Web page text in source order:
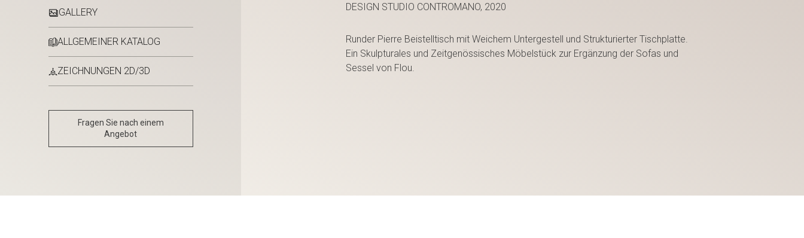
GALLERY
ALLGEMEINER KATALOG
ZEICHNUNGEN 2D/3D
Fragen Sie nach einem
Angebot
DESIGN STUDIO CONTROMANO, 2020
Runder Pierre Beistelltisch mit Weichem Untergestell und Strukturierter Tischplatte.
Ein Skulpturales und Zeitgenössisches Möbelstück zur Ergänzung der Sofas und
Sessel von Flou.